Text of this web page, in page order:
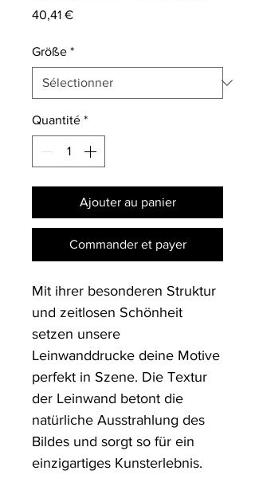
40,41 €Prix
Größe *
Quantité *
Ajouter au panier
Commander et payer
Mit ihrer besonderen Struktur
und zeitlosen Schönheit
setzen unsere
Leinwanddrucke deine Motive
perfekt in Szene. Die Textur
der Leinwand betont die
natürliche Ausstrahlung des
Bildes und sorgt so für ein
einzigartiges Kunsterlebnis.